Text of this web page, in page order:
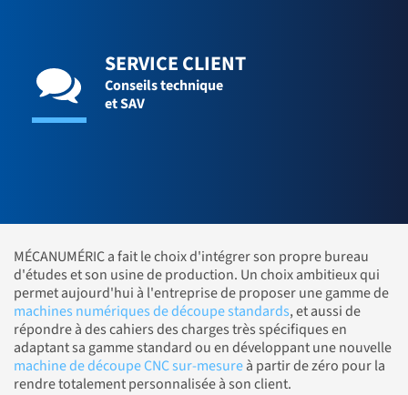
SERVICE CLIENT
Conseils technique
et SAV
MÉCANUMÉRIC a fait le choix d'intégrer son propre bureau
d'études et son usine de production. Un choix ambitieux qui
permet aujourd'hui à l'entreprise de proposer une gamme de
machines numériques de découpe standards, et aussi de
répondre à des cahiers des charges très spécifiques en
adaptant sa gamme standard ou en développant une nouvelle
machine de découpe CNC sur-mesureà partir de zéro pour la
rendre totalement personnalisée à son client.